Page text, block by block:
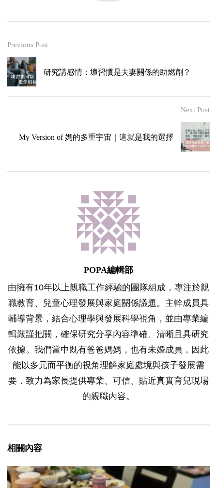
Previous Post
研究講感情：壞習慣是夫妻關係的助燃劑？
Next Post
My Version of 媽的多重宇宙｜這就是我的選擇
POPA編輯部
由擁有10年以上親職工作經驗的團隊組成，專注於親
職教育、兒童心理發展與家庭關係議題。主幹成員具
輔導背景，結合心理學與發展科學視角，並由專業編
輯嚴謹把關，確保研究分享內容準確、清晰且具研究
依據。我們當中既有爸爸媽媽，也有未婚成員，因此
能以多元而平衡的視角理解家庭處境與孩子發展需
要，致力為家長提供專業、可信、貼近真實育兒現場
的親職內容。
相關內容